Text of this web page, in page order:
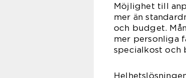
Möjlighet till
mer än
och budget.
mer personliga
specialkost och